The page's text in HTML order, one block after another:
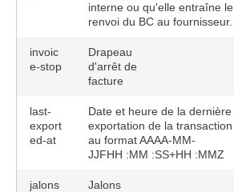
interne ou qu'elle entraîne le
renvoi du BC au fournisseur.
invoic
e-stop
Drapeau
d'arrêt de
facture
last-
export
ed-at
Date et heure de la dernière
exportation de la transaction
au format AAAA-MM-
JJFHH :MM :SS+HH :MMZ
jalons Jalons